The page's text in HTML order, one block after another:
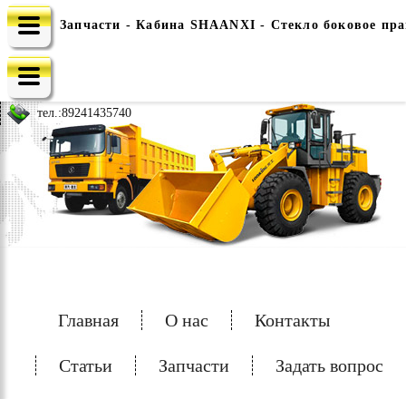
e-mail: china-spec@inbox.ru
тел.:89241435740
Главная О нас Контакты
Статьи Запчасти Задать вопрос
Запчасти - Кабина SHAANXI - Стекло боковое